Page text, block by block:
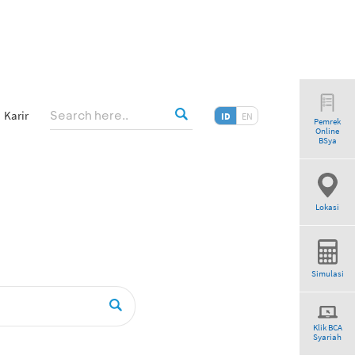
Karir ID EN
Pemrek
Online
BSya
Lokasi
Simulasi
Klik BCA
Syariah